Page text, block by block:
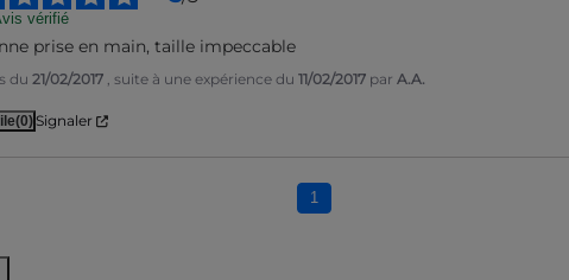
vérifié
prise en main, taille impeccable
du 21/02/2017 , suite à une expérience du 11/02/2017 par A.A.
(0)Signaler
1